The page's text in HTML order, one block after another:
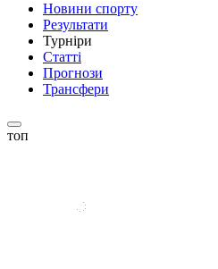
Новини спорту
Результати
Турніри
Статті
Прогнози
Трансфери
топ